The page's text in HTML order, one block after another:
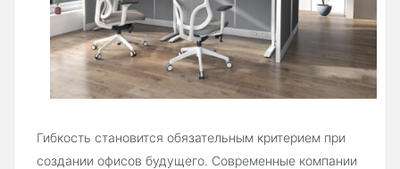
Гибкость становится обязательным критерием при
создании офисов будущего. Современные компании